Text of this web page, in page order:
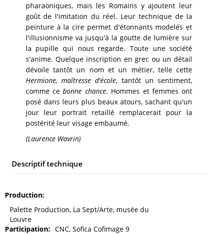
pharaoniques, mais les Romains y ajoutent leur
goût de l'imitation du réel. Leur technique de la
peinture à la cire permet d'étonnants modelés et
l'illusionnisme va jusqu'à la goutte de lumière sur
la pupille qui nous regarde. Toute une société
s'anime. Quelque inscription en grec ou un détail
dévoile tantôt un nom et un métier, telle cette
Hermione, maîtresse d'école, tantôt un sentiment,
comme cebonne chance. Hommes et femmes ont
posé dans leurs plus beaux atours, sachant qu'un
jour leur portrait retaillé remplacerait pour la
postérité leur visage embaumé.
(Laurence Wavrin)
Descriptif technique
Production
Palette Production, La Sept/Arte, musée du
Louvre
Participation
CNC, Sofica Cofimage 9